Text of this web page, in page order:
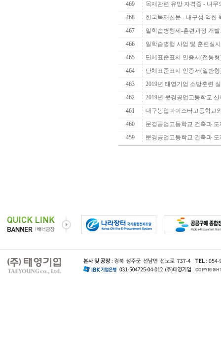
469
목재관련 유망 자격증 - 나무
468
한국목재신문 - 내구성 약한
467
일학습병행제-훈련과정 개
466
일학습병행 사업 및 훈련실
465
단체표준표시 인증서(전통형
464
단체표준표시 인증서(일반형
463
2019년 태영기업 소방훈련
462
2019년 문경공업고등학교
461
대구농업마이스터고등학교
460
문경공업고등학교 건축과
459
문경공업고등학교 건축과